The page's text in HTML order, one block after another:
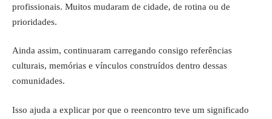
profissionais. Muitos mudaram de cidade, de rotina ou de
prioridades.
Ainda assim, continuaram carregando consigo referências
culturais, memórias e vínculos construídos dentro dessas
comunidades.
Isso ajuda a explicar por que o reencontro teve um significado